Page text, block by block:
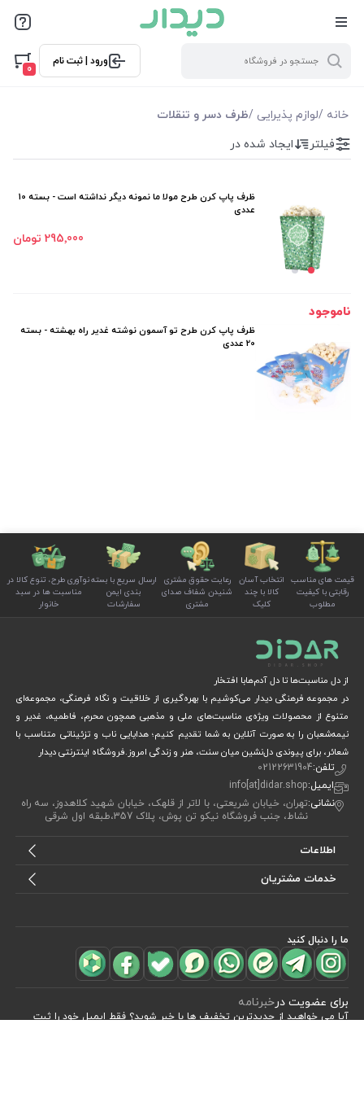
ورود | ثبت نام
0
خانه /لوازم پذیرایی /ظرف دسر و تنقلات
فیلتر بر اساس قیمت
فیلترها
نمایش همه محصولات
فیلتر ایجاد شده در
ظرف پاپ کرن طرح مولا ما نمونه دیگر نداشته است - بسته 10
عددی
295٬000 تومان
ناموجود
ظرف پاپ کرن طرح تو آسمون نوشته غدیر راه بهشته - بسته
20 عددی
قیمت های مناسب
رقابتی با کیفیت
مطلوب
انتخاب آسان
کالا با چند
کلیک
رعایت حقوق مشتری
شنیدن شفاف صدای
مشتری
ارسال سریع با بسته
بندی ایمن
سفارشات
نوآوری طرح، تنوع کالا در
مناسبت ها در سبد
خانوار
از دل مناسبت‌ها تا دل آدم‌هابا افتخار
در مجموعه فرهنگی دیدار می‌کوشیم با بهره‌گیری از خلاقیت و نگاه فرهنگی، مجموعه‌ای
متنوع از محصولات ویژه‌ی مناسبت‌های ملی و مذهبی همچون محرم، فاطمیه، غدیر و
نیمه‌شعبان را به صورت آنلاین به شما تقدیم کنیم؛ هدایایی ناب و تزئیناتی متناسب با
شعائر، برای پیوندی دل‌نشین میان سنت، هنر و زندگی امروز.فروشگاه اینترنتی دیدار
تلفن:02122631904
ایمیل:info[at]didar.shop
نشانی:تهران، خیابان شریعتی، با لاتر از قلهک، خیابان شهید کلاهدوز، سه راه
نشاط، جنب فروشگاه نیکو تن پوش، پلاک 357،طبقه اول شرقی
اطلاعات
خدمات مشتریان
ما را دنبال کنید
برای عضویت درخبرنامه
آیا می خواهید از جدید‌ترین تخفیف‌ ها با‌ خبر شوید؟ فقط ایمیل خود را ثبت